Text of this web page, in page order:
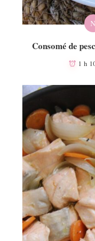
N
Consomé de
1 h